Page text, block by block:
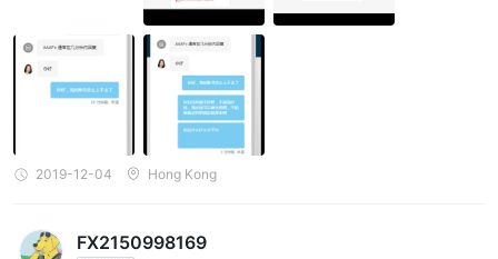
2019-12-04 Hong Kong
FX2150998169